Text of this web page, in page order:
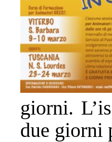
giorni.
due giorni